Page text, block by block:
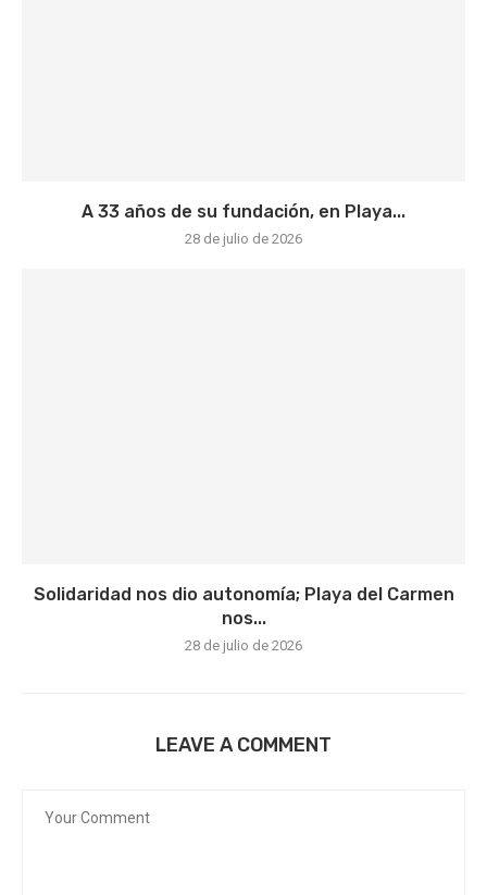
A 33 años de su fundación, en Playa...
28 de julio de 2026
Solidaridad nos dio autonomía; Playa del Carmen
nos...
28 de julio de 2026
LEAVE A COMMENT